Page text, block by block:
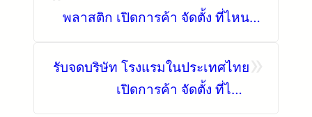
พลาสติก เปิดการค้า จัดตั้ง ที่ไหน
รับจดบริษัท โรงแรมในประเทศไทย
เปิดการค้า จัดตั้ง ที่ไหน